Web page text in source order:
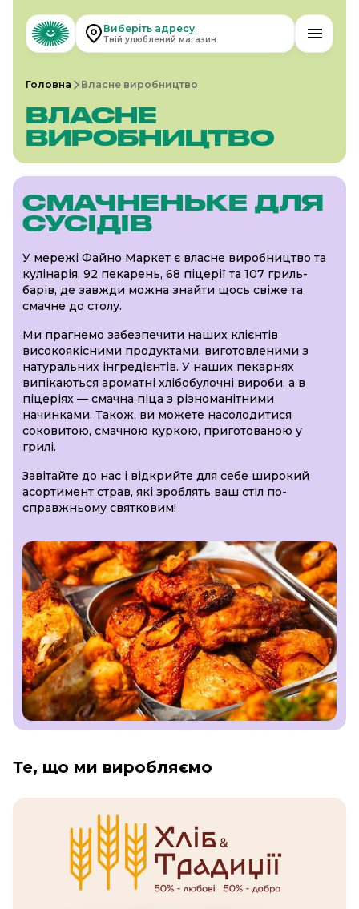
Виберіть адресу
Твій улюблений магазин
Головна Власне виробництво
ВЛАСНЕ
ВИРОБНИЦТВО
СМАЧНЕНЬКЕ ДЛЯ
СУСІДІВ
У мережі Файно Маркет є власне виробництво та
кулінарія, 92 пекарень, 68 піцерії та 107 гриль-
барів, де завжди можна знайти щось свіже та
смачне до столу.
Ми прагнемо забезпечити наших клієнтів
високоякісними продуктами, виготовленими з
натуральних інгредієнтів. У наших пекарнях
випікаються ароматні хлібобулочні вироби, а в
піцеріях — смачна піца з різноманітними
начинками. Також, ви можете насолодитися
соковитою, смачною куркою, приготованою у
грилі.
Завітайте до нас і відкрийте для себе широкий
асортимент страв, які зроблять ваш стіл по-
справжньому святковим!
Те, що ми виробляємо